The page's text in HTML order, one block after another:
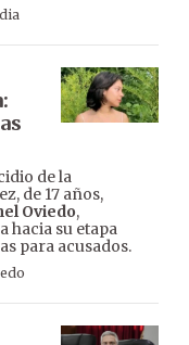
de la
de 17 años,
Oviedo,
hacia su etapa
para acusados.